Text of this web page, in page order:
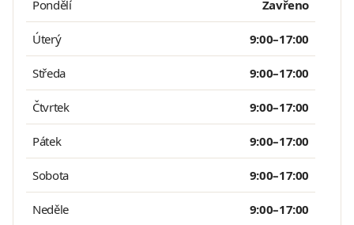
Pondělí Zavřeno
Úterý 9:00–17:00
Středa 9:00–17:00
Čtvrtek 9:00–17:00
Pátek 9:00–17:00
Sobota 9:00–17:00
Neděle 9:00–17:00